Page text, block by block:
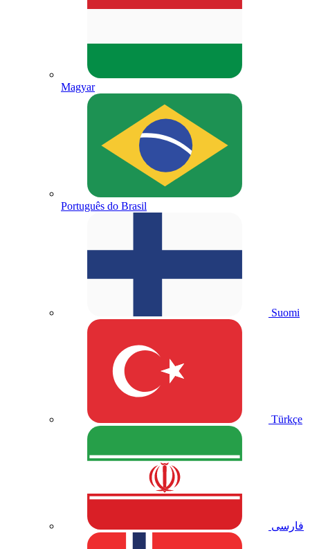
Magyar
Português do Brasil
Suomi
Türkçe
فارسی